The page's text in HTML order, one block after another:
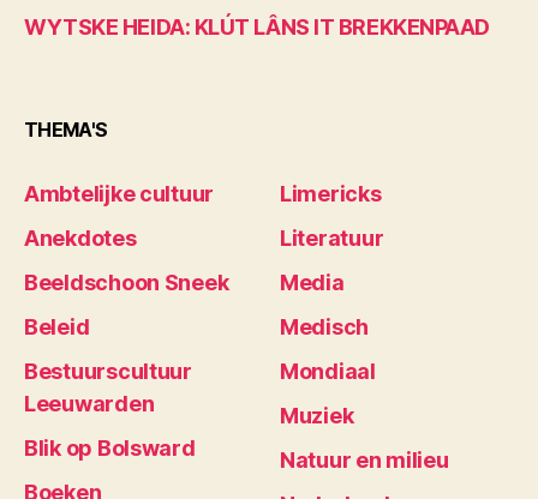
WYTSKE HEIDA: KLÚT LÂNS IT BREKKENPAAD
THEMA'S
Ambtelijke cultuur
Anekdotes
Beeldschoon Sneek
Beleid
Bestuurscultuur
Leeuwarden
Blik op Bolsward
Boeken
Limericks
Literatuur
Media
Medisch
Mondiaal
Muziek
Natuur en milieu